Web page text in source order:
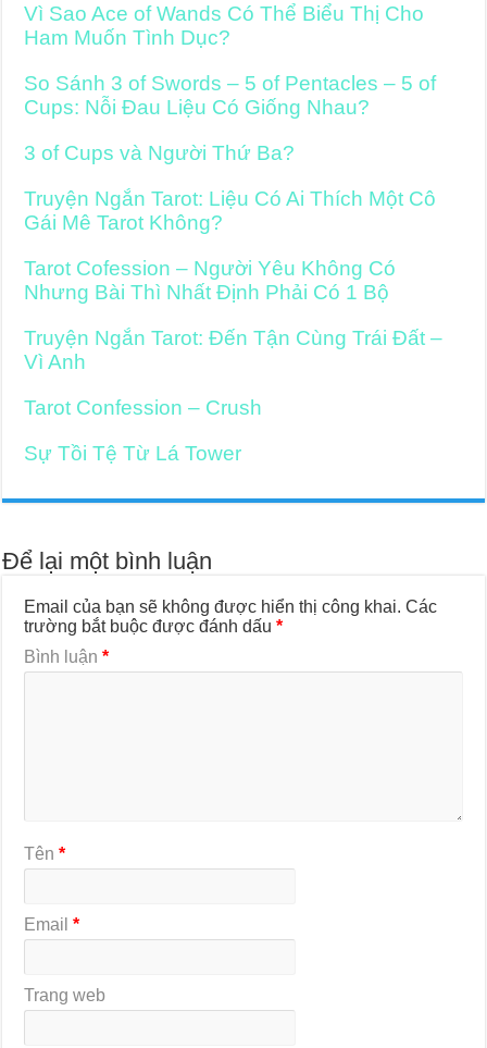
Vì Sao Ace of Wands Có Thể Biểu Thị Cho
Ham Muốn Tình Dục?
So Sánh 3 of Swords – 5 of Pentacles – 5 of
Cups: Nỗi Đau Liệu Có Giống Nhau?
3 of Cups và Người Thứ Ba?
Truyện Ngắn Tarot: Liệu Có Ai Thích Một Cô
Gái Mê Tarot Không?
Tarot Cofession – Người Yêu Không Có
Nhưng Bài Thì Nhất Định Phải Có 1 Bộ
Truyện Ngắn Tarot: Đến Tận Cùng Trái Đất –
Vì Anh
Tarot Confession – Crush
Sự Tồi Tệ Từ Lá Tower
Để lại một bình luận
Email của bạn sẽ không được hiển thị công khai. Các
trường bắt buộc được đánh dấu*
Bình luận*
Tên*
Email*
Trang web